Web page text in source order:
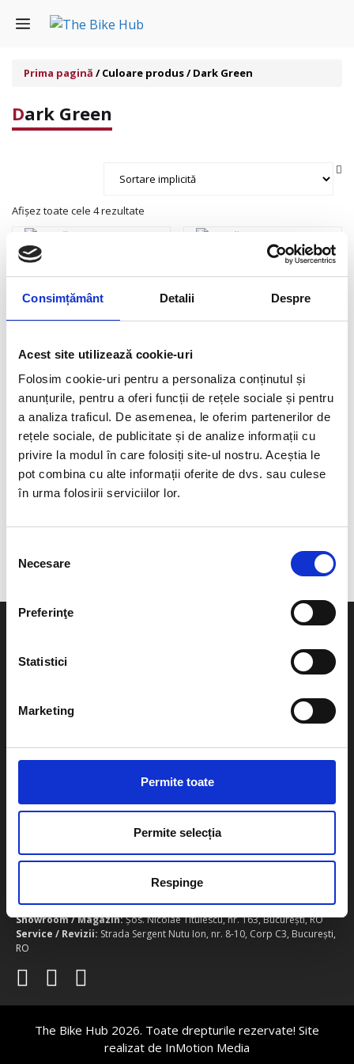
Consimțământ Detalii Despre
Acest site utilizează cookie-uri
Folosim cookie-uri pentru a personaliza conținutul și
anunțurile, pentru a oferi funcții de rețele sociale și pentru
a analiza traficul. De asemenea, le oferim partenerilor de
rețele sociale, de publicitate și de analize informații cu
privire la modul în care folosiți site-ul nostru. Aceștia le
pot combina cu alte informații oferite de dvs. sau culese
în urma folosirii serviciilor lor.
consimțământului
Necesare
Preferinţe
Statistici
Marketing
Permite toate
Permite selecția
Respinge
Menu
Prima pagină / Culoare produs / Dark Green
Dark Green
Afișez toate cele 4 rezultate
Femei
Geacă AREAS 2G
Jachete și veste
Geacă AREOS 2G
Barbati|Jachete și veste
Geacă GULLIVER 2G
Barbati|Jachete și veste
Vestă GIULIO
Politica de confidentialitate
A.N.P.C
Contact
Showroom / Magazin:0738.533.093
Service / Revizii:0725.973.610
Showroom / Magazin:sales@thebikehub.ro
service@thebikehub.ro
Adresa
Showroom / Magazin:Șos. Nicolae Titulescu, nr. 163, București, RO
Service / Revizii: Strada Sergent Nutu Ion, nr. 8-10, Corp C3, București,
RO
The Bike Hub 2026. Toate drepturile rezervate! Site
realizat de InMotion Media